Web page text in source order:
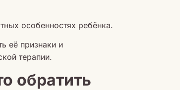
особенностях ребёнка.
её признаки и
терапии.
обратить